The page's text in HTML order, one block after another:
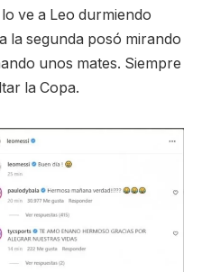
ve a Leo durmiendo
la segunda posó mirando
unos mates. Siempre
la Copa.